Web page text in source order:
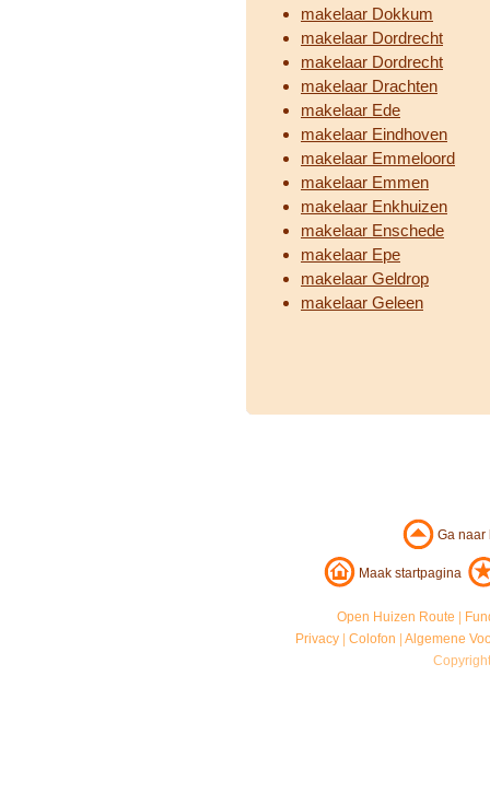
makelaar Dokkum
makelaar Dordrecht
makelaar Dordrecht
makelaar Drachten
makelaar Ede
makelaar Eindhoven
makelaar Emmeloord
makelaar Emmen
makelaar Enkhuizen
makelaar Enschede
makelaar Epe
makelaar Geldrop
makelaar Geleen
Ga
Maak startpagina
Open Huizen Route
Privacy |Colofon |Algemene